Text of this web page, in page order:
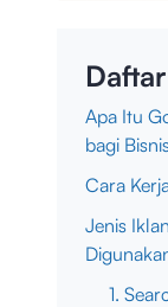
Apa Itu
bagi
Cara
Jenis
1.